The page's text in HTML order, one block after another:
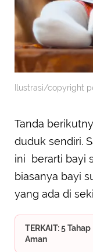
Ilustrasi/copyright
Tanda
duduk sendiri.
ini berarti bayi
biasanya bayi
yang ada di
TERKAIT: 5
Aman